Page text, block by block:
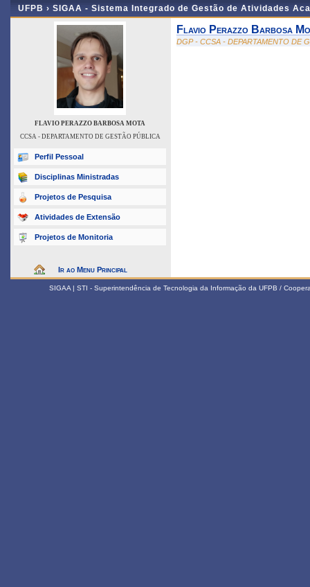
UFPB › SIGAA - Sistema Integrado de Gestão de Atividades
FLAVIO PERAZZO BARBOSA MOTA
CCSA - DEPARTAMENTO DE GESTÃO PÚBLICA
Perfil Pessoal
Disciplinas Ministradas
Projetos de Pesquisa
Atividades de Extensão
Projetos de Monitoria
Ir ao Menu Principal
Flavio Perazzo Barbosa
DGP - CCSA - DEPARTAMENTO DE
SIGAA | STI - Superintendência de Tecnologia da Informação da UFPB /